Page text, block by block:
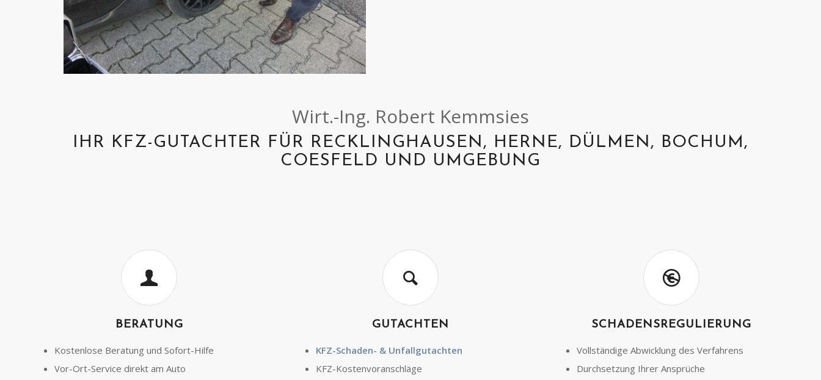
Wirt.-Ing. Robert Kemmsies
IHR KFZ-GUTACHTER FÜR RECKLINGHAUSEN, HERNE, DÜLMEN, BOCHUM,
COESFELD UND UMGEBUNG
BERATUNG
Kostenlose Beratung und Sofort-Hilfe
Vor-Ort-Service direkt am Auto
GUTACHTEN
KFZ-Schaden- & Unfallgutachten
KFZ-Kostenvoranschläge
SCHADENSREGULIERUNG
Vollständige Abwicklung des Verfahrens
Durchsetzung Ihrer Ansprüche